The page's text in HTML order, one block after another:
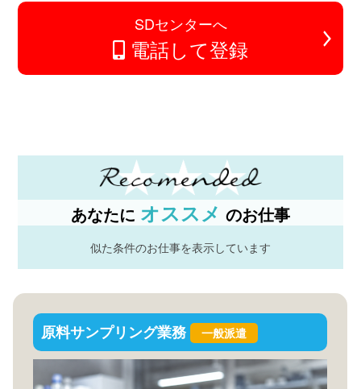
SDセンターへ
電話して登録
あなたに オススメ のお仕事
似た条件のお仕事を表示しています
原料サンプリング業務 一般派遣